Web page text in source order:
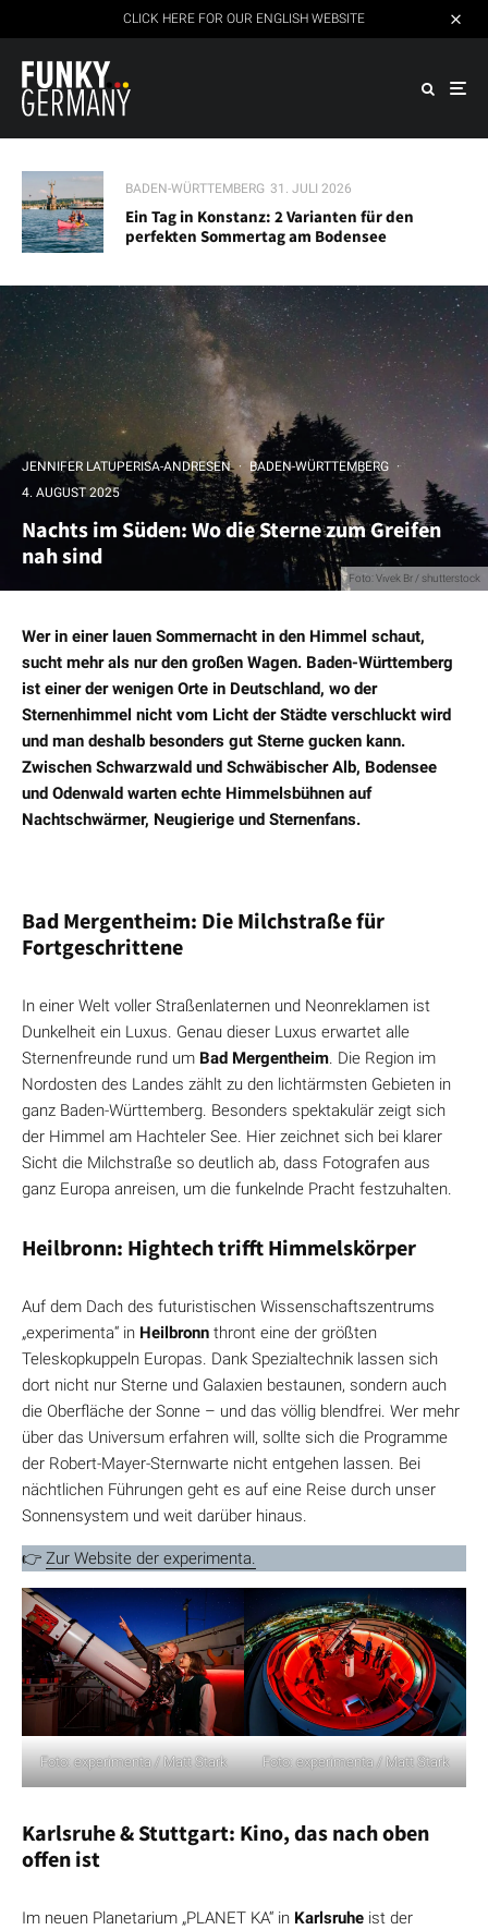
CLICK HERE FOR OUR ENGLISH WEBSITE
BADEN-WÜRTTEMBERG 31. JULI 2026
Ein Tag in Konstanz: 2 Varianten für den
perfekten Sommertag am Bodensee
Foto: Vivek Br / shutterstock
JENNIFER LATUPERISA-ANDRESEN · BADEN-WÜRTTEMBERG ·
4. AUGUST 2025
Nachts im Süden: Wo die Sterne zum Greifen
nah sind
Wer in einer lauen Sommernacht in den Himmel schaut,
sucht mehr als nur den großen Wagen. Baden-Württemberg
ist einer der wenigen Orte in Deutschland, wo der
Sternenhimmel nicht vom Licht der Städte verschluckt wird
und man deshalb besonders gut Sterne gucken kann.
Zwischen Schwarzwald und Schwäbischer Alb, Bodensee
und Odenwald warten echte Himmelsbühnen auf
Nachtschwärmer, Neugierige und Sternenfans.
Bad Mergentheim: Die Milchstraße für
Fortgeschrittene
In einer Welt voller Straßenlaternen und Neonreklamen ist
Dunkelheit ein Luxus. Genau dieser Luxus erwartet alle
Sternenfreunde rund um Bad Mergentheim. Die Region im
Nordosten des Landes zählt zu den lichtärmsten Gebieten in
ganz Baden-Württemberg. Besonders spektakulär zeigt sich
der Himmel am Hachteler See. Hier zeichnet sich bei klarer
Sicht die Milchstraße so deutlich ab, dass Fotografen aus
ganz Europa anreisen, um die funkelnde Pracht festzuhalten.
Heilbronn: Hightech trifft Himmelskörper
Auf dem Dach des futuristischen Wissenschaftszentrums
„experimenta“ in Heilbronn thront eine der größten
Teleskopkuppeln Europas. Dank Spezialtechnik lassen sich
dort nicht nur Sterne und Galaxien bestaunen, sondern auch
die Oberfläche der Sonne – und das völlig blendfrei. Wer mehr
über das Universum erfahren will, sollte sich die Programme
der Robert-Mayer-Sternwarte nicht entgehen lassen. Bei
nächtlichen Führungen geht es auf eine Reise durch unser
Sonnensystem und weit darüber hinaus.
👉 Zur Website der experimenta.
Foto: experimenta / Matt Stark Foto: experimenta / Matt Stark
Karlsruhe & Stuttgart: Kino, das nach oben
offen ist
Im neuen Planetarium „PLANET KA“ in Karlsruhe ist der